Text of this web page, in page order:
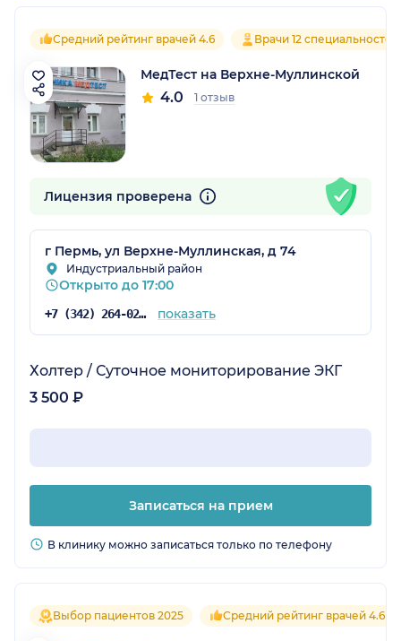
Средний рейтинг врачей 4.6 Врачи 12 специальностей
МедТест на Верхне-Муллинской
4.0 1 отзыв
Лицензия проверена
г Пермь, ул Верхне-Муллинская, д 74
Индустриальный район
Открыто до 17:00
+7 (342) 264-02-09 показать
Холтер / Суточное мониторирование ЭКГ
3 500 ₽
Записаться на прием
В клинику можно записаться только по телефону
Выбор пациентов 2025 Средний рейтинг врачей 4.6